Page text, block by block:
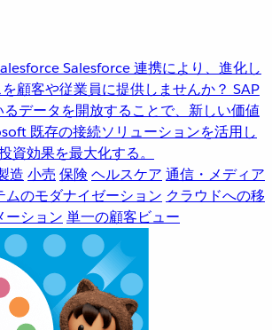
Salesforce 連携により、進化し
顧客や従業員に提供しませんか？ SAP
データを開放することで、新しい価値
既存の接続ソリューションを活用し
効果を最大化する。
造 小売 保険 ヘルスケア 通信・メディア
ムのモダナイゼーション クラウドへの移
ーション 単一の顧客ビュー